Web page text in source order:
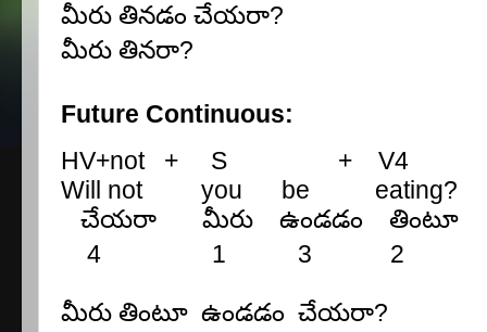
మీరు తినడం చేయరా?
మీరు తినరా?
Future Continuous:
HV+not + S + V4
Will not you
be eating?
చేయరా
మీరు ఉండడం
తింటూ
4 1
3 2
మీరు తింటూ ఉండడం చేయరా?